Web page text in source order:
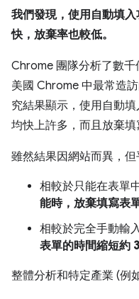
我們發現，使用自動填
快，放棄率也較低。
Chrome 團隊分析了數
美國 Chrome 中最常造
究結果顯示，使用自動
均快上許多，而且放棄填
雖然結果因網站而異，
相較於只能在表單
能時，放棄填寫表
相較於完全手動輸
表單的時間縮短約
整體分析和特定產業 (例